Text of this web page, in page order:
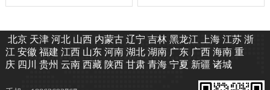
北京天津河北山西内蒙古辽宁 吉林黑龙江 上海江苏浙
江 安徽 福建 江西山东河南湖北湖南广东广西海南重
庆四川 贵州 云南西藏陕西甘肃青海宁夏 新疆 诸城